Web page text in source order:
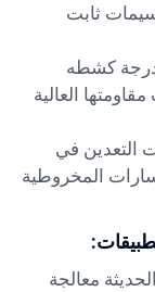
ثابت
كشطه
العالية
التعدين في
المخروطية
معالجة